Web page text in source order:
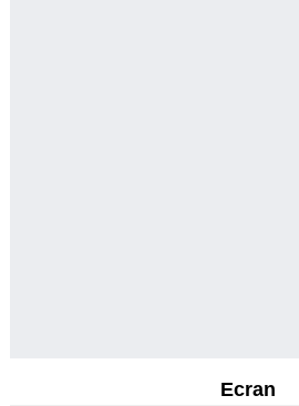
Ecran